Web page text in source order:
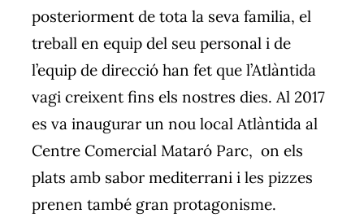
posteriorment de tota la seva familia, el
treball en equip del seu personal i de
l’equip de direcció han fet que l’Atlàntida
vagi creixent fins els nostres dies. Al 2017
es va inaugurar un nou local Atlàntida al
Centre Comercial Mataró Parc, on els
plats amb sabor mediterrani i les pizzes
prenen també gran protagonisme.